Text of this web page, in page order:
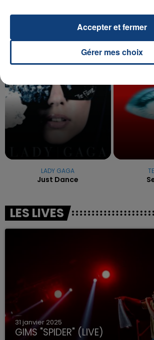
reconnu sa responsabilité et
TITRES DIFFUSÉS
LADY GAGA
Just Dance
LES LIVES
31 janvier 2025
GIMS "SPIDER" (LIVE)
Gérer mes choix
Accepter et fermer